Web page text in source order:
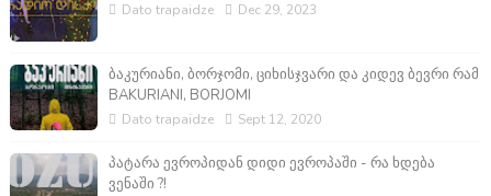
Dato trapaidze Dec 29, 2023
ბაკურიანი, ბორჯომი, ციხისჯვარი და კიდევ ბევრი რამ
BAKURIANI, BORJOMI
Dato trapaidze Sept 12, 2020
პატარა ევროპიდან დიდი ევროპაში - რა ხდება
ვენაში ?!